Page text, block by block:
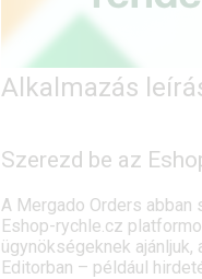
Alkalmazás
Szerezd be az
A Mergado Orders
Eshop-rychle.cz
ügynökségeknek
Editorban – például